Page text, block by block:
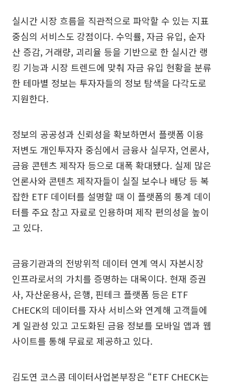
실시간 시장 흐름을 직관적으로 파악할 수 있는 지표
중심의 서비스도 강점이다. 수익률, 자금 유입, 순자
산 증감, 거래량, 괴리율 등을 기반으로 한 실시간 랭
킹 기능과 시장 트렌드에 맞춰 자금 유입 현황을 분류
한 테마별 정보는 투자자들의 정보 탐색을 다각도로
지원한다.
정보의 공공성과 신뢰성을 확보하면서 플랫폼 이용
저변도 개인투자자 중심에서 금융사 실무자, 언론사,
금융 콘텐츠 제작자 등으로 대폭 확대됐다. 실제 많은
언론사와 콘텐츠 제작자들이 실질 보수나 배당 등 복
잡한 ETF 데이터를 설명할 때 이 플랫폼의 통계 데이
터를 주요 참고 자료로 인용하며 제작 편의성을 높이
고 있다.
금융기관과의 전방위적 데이터 연계 역시 자본시장
인프라로서의 가치를 증명하는 대목이다. 현재 증권
사, 자산운용사, 은행, 핀테크 플랫폼 등은 ETF
CHECK의 데이터를 자사 서비스와 연계해 고객들에
게 일관성 있고 고도화된 금융 정보를 모바일 앱과 웹
사이트를 통해 무료로 제공하고 있다.
김도연 코스콤 데이터사업본부장은 “ETF CHECK는